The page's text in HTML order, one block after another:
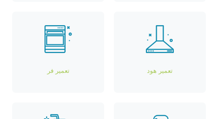
تعمیر هود تعمیر فر